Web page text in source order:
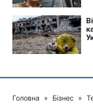
Головна » Бізнес »